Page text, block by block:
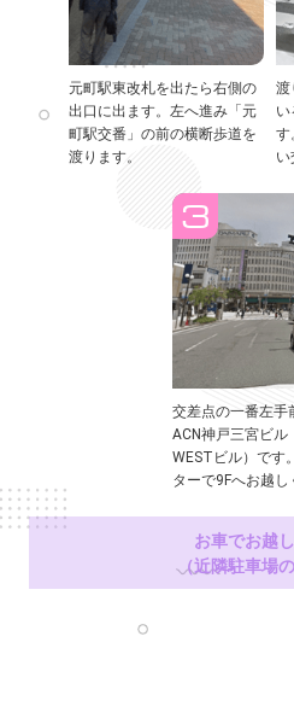
元町駅東改札を出たら右側の
出口に出ます。左へ進み「元
町駅交番」の前の横断歩道を
渡ります。
渡
い
す
い
交差点の一番左手
ACN神戸三宮ビル
WESTビル）です
ターで9Fへお越し
お車でお越
（近隣駐車場の